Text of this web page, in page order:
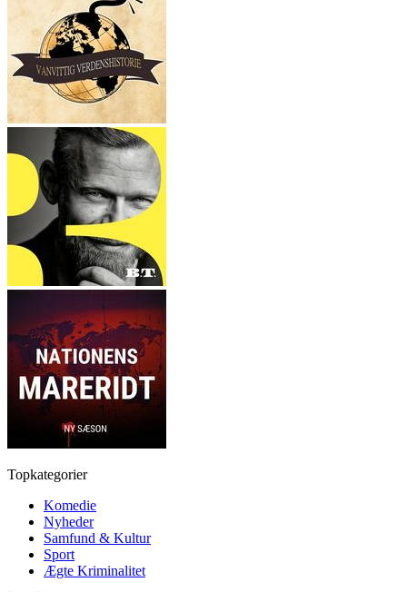
Topkategorier
Komedie
Nyheder
Samfund & Kultur
Sport
Ægte Kriminalitet